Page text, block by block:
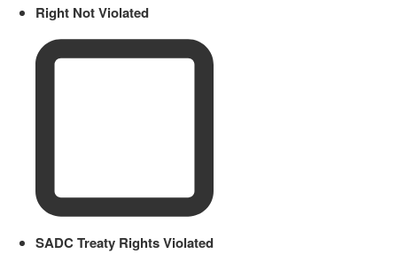
Right Not Violated
SADC Treaty Rights Violated